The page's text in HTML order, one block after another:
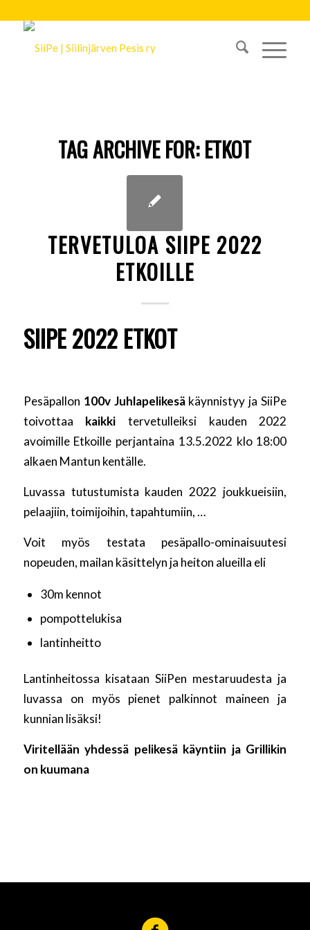
TAG ARCHIVE FOR:ETKOT
TERVETULOA SIIPE 2022
ETKOILLE
SIIPE 2022 ETKOT
Pesäpallon 100v Juhlapelikesäkäynnistyy ja SiiPe
toivottaa kaikki tervetulleiksi kauden 2022
avoimille Etkoille perjantaina 13.5.2022 klo 18:00
alkaen Mantun kentälle.
Luvassa tutustumista kauden 2022 joukkueisiin,
pelaajiin, toimijoihin, tapahtumiin, …
Voit myös testata pesäpallo-ominaisuutesi
nopeuden, mailan käsittelyn ja heiton alueilla eli
30m kennot
pompottelukisa
lantinheitto
Lantinheitossa kisataan SiiPen mestaruudesta ja
luvassa on myös pienet palkinnot maineen ja
kunnian lisäksi!
Viritellään yhdessä pelikesä käyntiin ja Grillikin
on kuumana